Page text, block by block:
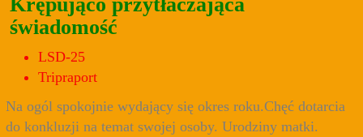
świadomość
LSD-25
Tripraport
Na ogól spokojnie wydający się okres roku.Chęć dotarcia
do konkluzji na temat swojej osoby. Urodziny matki.